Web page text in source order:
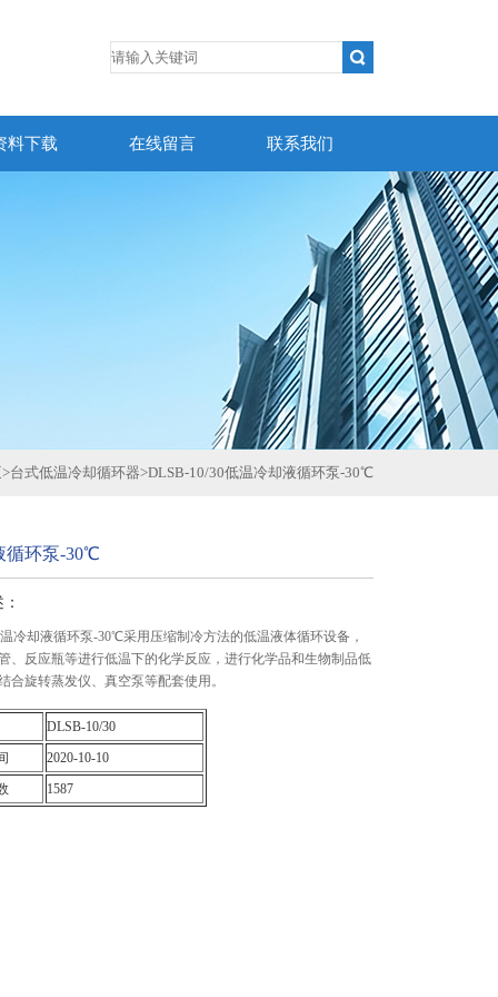
料下载 在线留言 联系我们
>台式低温冷却循环器>DLSB-10/30低温冷却液循环泵-30℃
循环泵-30℃
冷却液循环泵-30℃采用压缩制冷方法的低温液体循环设备，
、反应瓶等进行低温下的化学反应，进行化学品和生物制品低
合旋转蒸发仪、真空泵等配套使用。
DLSB-10/30
2020-10-10
1587